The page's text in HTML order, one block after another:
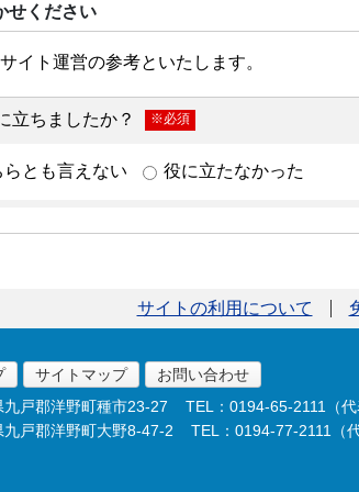
せください
サイトの利用について
サイトマップ
お問い合わせ
九戸郡洋野町種市23-27
TEL：0194-65-2111（代
九戸郡洋野町大野8-47-2
TEL：0194-77-2111（代